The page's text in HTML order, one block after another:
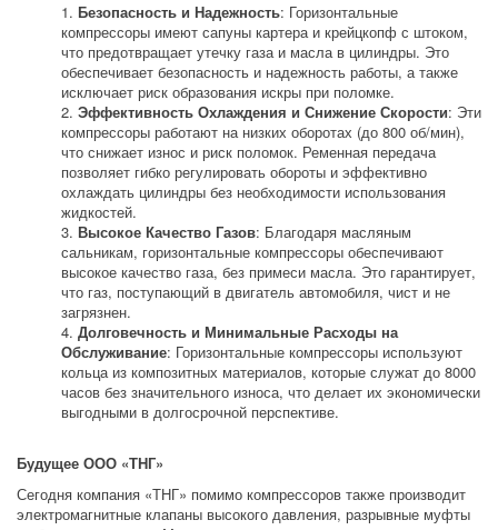
Безопасность и Надежность: Горизонтальные
компрессоры имеют сапуны картера и крейцкопф с штоком,
что предотвращает утечку газа и масла в цилиндры. Это
обеспечивает безопасность и надежность работы, а также
исключает риск образования искры при поломке.
Эффективность Охлаждения и Снижение Скорости: Эти
компрессоры работают на низких оборотах (до 800 об/мин),
что снижает износ и риск поломок. Ременная передача
позволяет гибко регулировать обороты и эффективно
охлаждать цилиндры без необходимости использования
жидкостей.
Высокое Качество Газов: Благодаря масляным
сальникам, горизонтальные компрессоры обеспечивают
высокое качество газа, без примеси масла. Это гарантирует,
что газ, поступающий в двигатель автомобиля, чист и не
загрязнен.
Долговечность и Минимальные Расходы на
Обслуживание: Горизонтальные компрессоры используют
кольца из композитных материалов, которые служат до 8000
часов без значительного износа, что делает их экономически
выгодными в долгосрочной перспективе.
Будущее ООО «ТНГ»
Сегодня компания «ТНГ» помимо компрессоров также производит
электромагнитные клапаны высокого давления, разрывные муфты